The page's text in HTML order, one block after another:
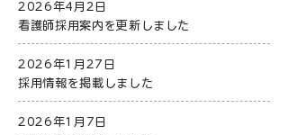
2026年4月2日
看護師採用案内を更新しました
2026年1月27日
採用情報を掲載しました
2026年1月7日